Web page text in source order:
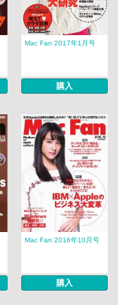
Mac Fan 2017年1月号
購入
Mac Fan 2016年10月号
購入